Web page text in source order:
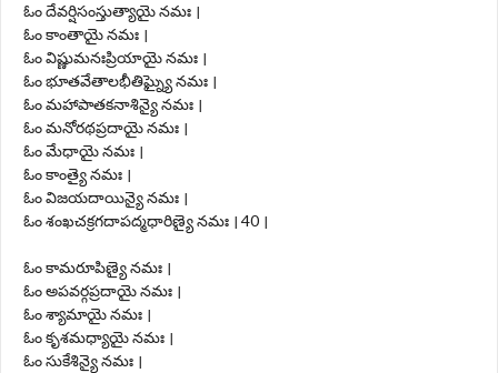
ఓం దేవర్షిసంస్తుత్యాయై నమః ।
ఓం కాంతాయై నమః ।
ఓం విష్ణుమనఃప్రియాయై నమః ।
ఓం భూతవేతాలభీతిఘ్న్యై నమః ।
ఓం మహాపాతకనాశిన్యై నమః ।
ఓం మనోరథప్రదాయై నమః ।
ఓం మేధాయై నమః ।
ఓం కాంత్యై నమః ।
ఓం విజయదాయిన్యై నమః ।
ఓం శంఖచక్రగదాపద్మధారిణ్యై నమః । 40 ।
ఓం కామరూపిణ్యై నమః ।
ఓం అపవర్గప్రదాయై నమః ।
ఓం శ్యామాయై నమః ।
ఓం కృశమధ్యాయై నమః ।
ఓం సుకేశిన్యై నమః ।